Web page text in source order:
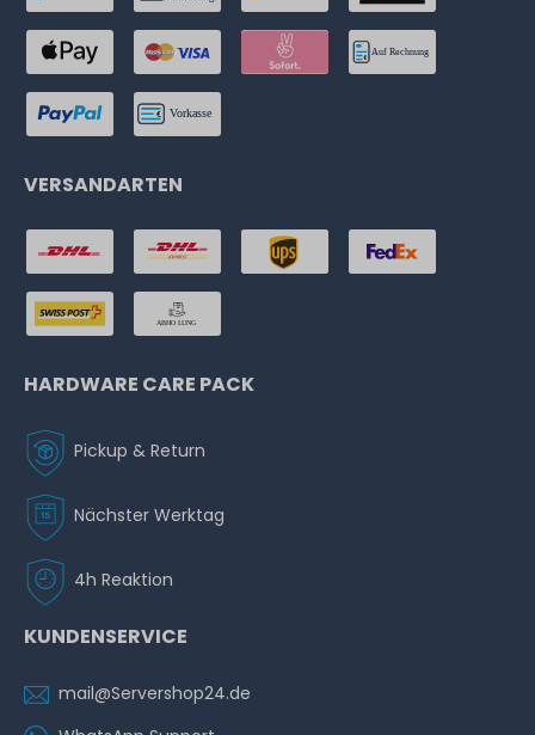
VERSANDARTEN
HARDWARE CARE PACK
Pickup & Return
Nächster Werktag
4h Reaktion
KUNDENSERVICE
mail@Servershop24.de